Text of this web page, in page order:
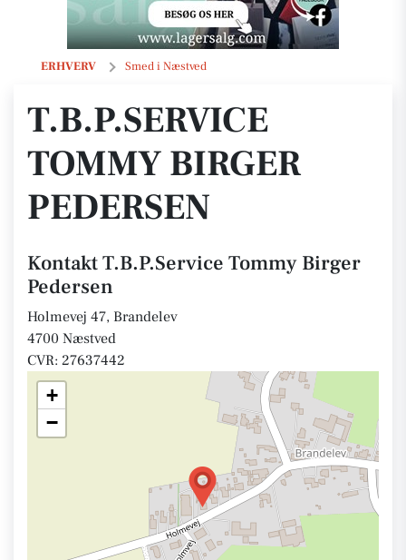
ERHVERV Smed i Næstved
T.B.P.Service Tommy Birger Pedersen
T.B.P.SERVICE
TOMMY BIRGER
PEDERSEN
Kontakt T.B.P.Service Tommy Birger
Pedersen
Holmevej 47, Brandelev
4700 Næstved
CVR: 27637442
+
−